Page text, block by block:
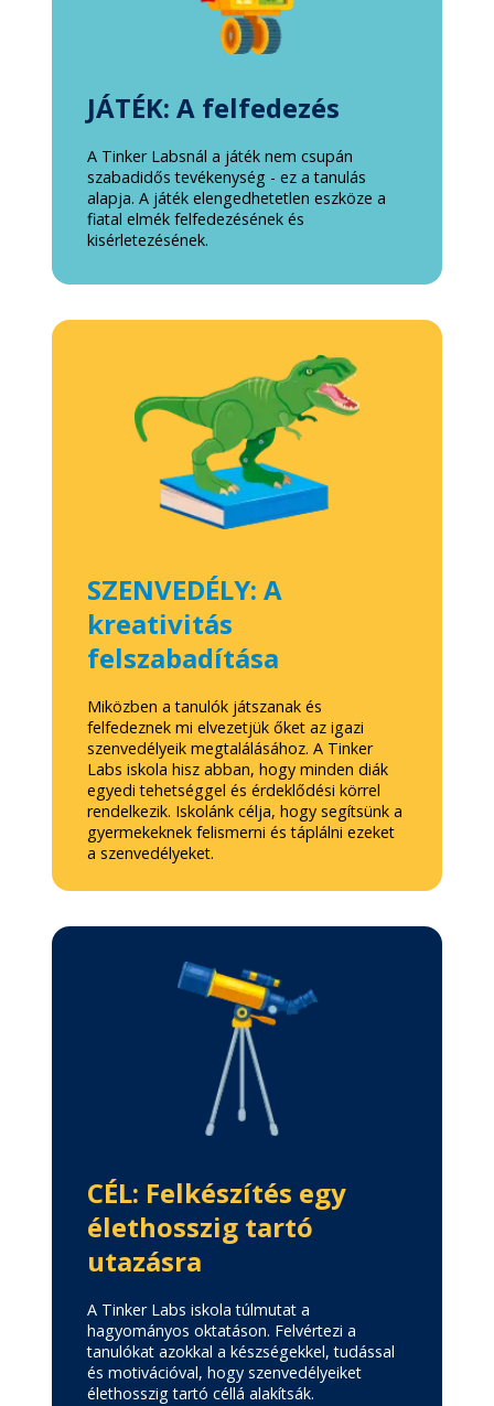
JÁTÉK: A felfedezés
A Tinker Labsnál a játék nem csupán
szabadidős tevékenység - ez a tanulás
alapja. A játék elengedhetetlen eszköze a
fiatal elmék felfedezésének és
kisérletezésének.
SZENVEDÉLY: A
kreativitás
felszabadítása
Miközben a tanulók játszanak és
felfedeznek mi elvezetjük őket az igazi
szenvedélyeik megtalálásához. A Tinker
Labs iskola hisz abban, hogy minden diák
egyedi tehetséggel és érdeklődési körrel
rendelkezik. Iskolánk célja, hogy segítsünk a
gyermekeknek felismerni és táplálni ezeket
a szenvedélyeket.
CÉL: Felkészítés egy
élethosszig tartó
utazásra
A Tinker Labs iskola túlmutat a
hagyományos oktatáson. Felvértezi a
tanulókat azokkal a készségekkel, tudással
és motivációval, hogy szenvedélyeiket
élethosszig tartó céllá alakítsák.